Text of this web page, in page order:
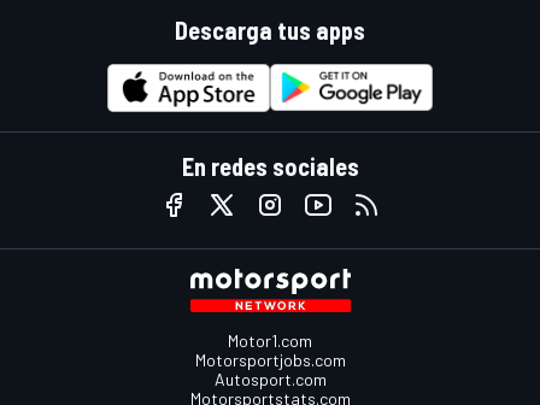
Descarga tus apps
En redes sociales
Motor1.com
Motorsportjobs.com
Autosport.com
Motorsportstats.com